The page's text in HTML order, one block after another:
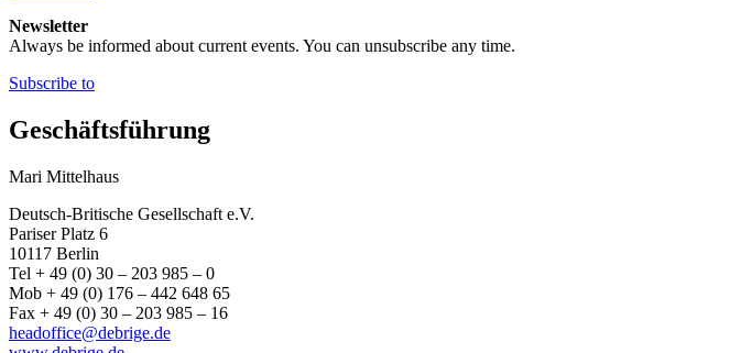
Newsletter
Always be informed about current events. You can unsubscribe any time.
Subscribe to
Geschäftsführung
Mari Mittelhaus
Deutsch-Britische Gesellschaft e.V.
Pariser Platz 6
10117 Berlin
Tel + 49 (0) 30 – 203 985 – 0
Mob + 49 (0) 176 – 442 648 65
Fax + 49 (0) 30 – 203 985 – 16
headoffice@debrige.de